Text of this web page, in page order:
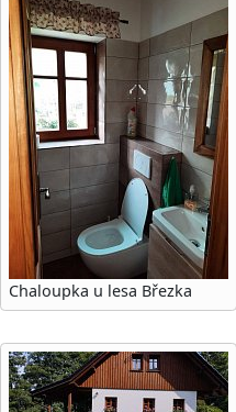
Chaloupka u lesa Březka